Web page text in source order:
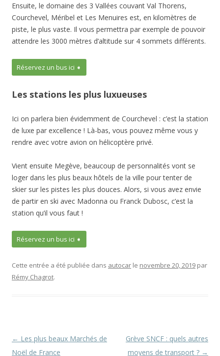
Ensuite, le domaine des 3 Vallées couvant Val Thorens,
Courchevel, Méribel et Les Menuires est, en kilomètres de
piste, le plus vaste. Il vous permettra par exemple de pouvoir
attendre les 3000 mètres d’altitude sur 4 sommets différents.
Réservez un bus ici ➧
Les stations les plus luxueuses
Ici on parlera bien évidemment de Courchevel : c’est la station
de luxe par excellence ! Là-bas, vous pouvez même vous y
rendre avec votre avion on hélicoptère privé.
Vient ensuite Megève, beaucoup de personnalités vont se
loger dans les plus beaux hôtels de la ville pour tenter de
skier sur les pistes les plus douces. Alors, si vous avez envie
de partir en ski avec Madonna ou Franck Dubosc, c’est la
station qu’il vous faut !
Réservez un bus ici ➧
Cette entrée a été publiée dans autocar le novembre 20, 2019 par
Rémy Chagrot.
Navigation
des
← Les plus beaux Marchés de
Noël de France
Grève SNCF : quels autres
moyens de transport ? →